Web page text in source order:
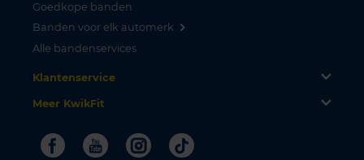
Goedkope banden
Banden voor elk automerk
Alle bandenservices
Klantenservice
Meer KwikFit
FacebookYoutubeInstagram
Tiktok